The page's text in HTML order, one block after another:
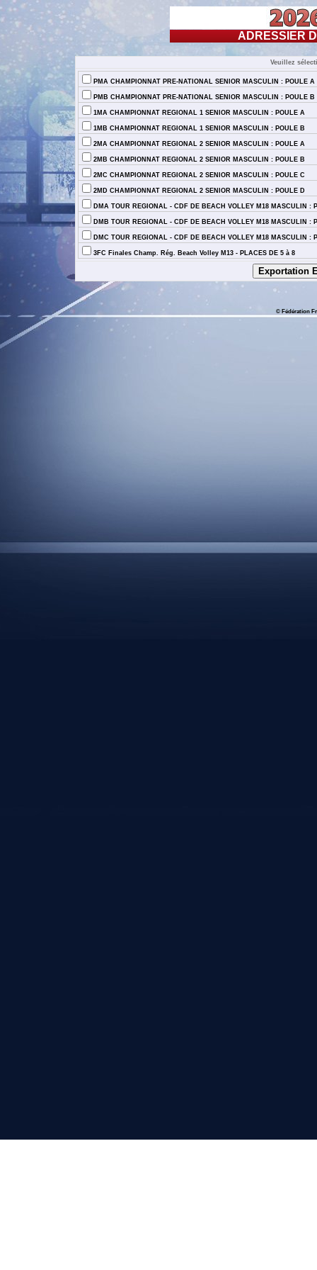
ADRESSIER
Veuillez
PMA CHAMPIONNAT PRE-NATIONAL SENIOR MASCULIN : POULE A
PMB CHAMPIONNAT PRE-NATIONAL SENIOR MASCULIN : POULE B
1MA CHAMPIONNAT REGIONAL 1 SENIOR MASCULIN : POULE A
1MB CHAMPIONNAT REGIONAL 1 SENIOR MASCULIN : POULE B
2MA CHAMPIONNAT REGIONAL 2 SENIOR MASCULIN : POULE A
2MB CHAMPIONNAT REGIONAL 2 SENIOR MASCULIN : POULE B
2MC CHAMPIONNAT REGIONAL 2 SENIOR MASCULIN : POULE C
2MD CHAMPIONNAT REGIONAL 2 SENIOR MASCULIN : POULE D
DMA TOUR REGIONAL - CDF DE BEACH VOLLEY M18 MASCULIN :
DMB TOUR REGIONAL - CDF DE BEACH VOLLEY M18 MASCULIN :
DMC TOUR REGIONAL - CDF DE BEACH VOLLEY M18 MASCULIN :
3FC Finales Champ. Rég. Beach Volley M13 - PLACES DE 5 à 8
© Fédération